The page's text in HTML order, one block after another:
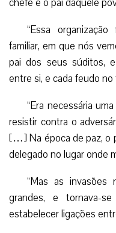
“Essa
familiar, em que nós
pai dos seus súditos,
entre si, e cada feudo no
“Era necessária
resistir contra o
[…] Na época de paz, o
delegado no lugar onde
“Mas as invasões
grandes, e tornava-
estabelecer ligações